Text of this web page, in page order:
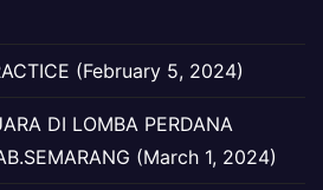
(February 5, 2024)
DI LOMBA PERDANA
(March 1, 2024)